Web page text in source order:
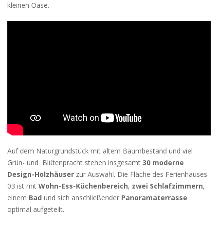
kleinen Oase.
Auf dem Naturgrundstück mit altem Baumbestand und viel
Grün- und Blütenpracht stehen insgesamt 30 moderne
Design-Holzhäuser zur Auswahl. Die Fläche des Ferienhauses
03 ist mit Wohn-Ess-Küchenbereich, zwei Schlafzimmern,
einem Bad und sich anschließender Panoramaterrasse
optimal aufgeteilt.